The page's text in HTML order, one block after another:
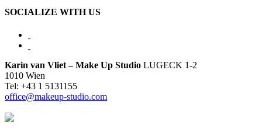
SOCIALIZE WITH US
Karin van Vliet – Make Up Studio LUGECK 1-2
1010 Wien
Tel: +43 1 5131155
office@makeup-studio.com